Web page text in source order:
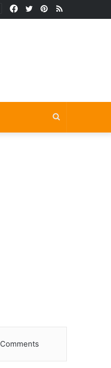
RSS
Pinterest
Twitter
Facebook
Comments